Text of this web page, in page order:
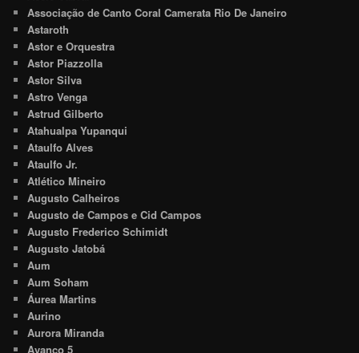
Associação de Canto Coral Camerata Rio De Janeiro
Astaroth
Astor e Orquestra
Astor Piazzolla
Astor Silva
Astro Venga
Astrud Gilberto
Atahualpa Yupanqui
Ataulfo Alves
Ataulfo Jr.
Atlético Mineiro
Augusto Calheiros
Augusto de Campos e Cid Campos
Augusto Frederico Schimidt
Augusto Jatobá
Aum
Aum Soham
Áurea Martins
Aurino
Aurora Miranda
Avanço 5